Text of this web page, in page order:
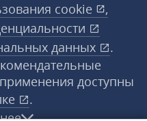
cookie
,
данных
.
доступны
.